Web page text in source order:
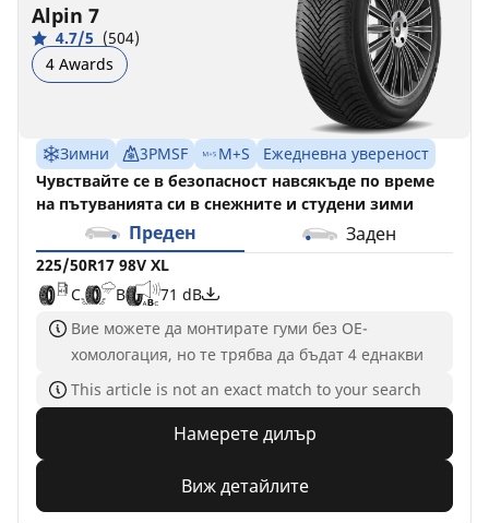
Alpin 7
4.7/5 (504)
4 Awards
Зимни 3PMSF M+S
Ежедневна увереност
Чувствайте се в безопасност навсякъде по време
на пътуванията си в снежните и студени зими
Преден Заден
225/50R17 98V XL
C
B
71 dB
Вие можете да монтирате гуми без ОЕ-
хомологация, но те трябва да бъдат 4 еднакви
This article is not an exact match to your search
Намерете дилър
Виж детайлите